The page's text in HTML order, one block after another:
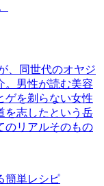
、同世代のオヤジ
。男性が読む美容
ゲを剃らない女性
を志したという岳
のリアルそのもの
簡単レシピ